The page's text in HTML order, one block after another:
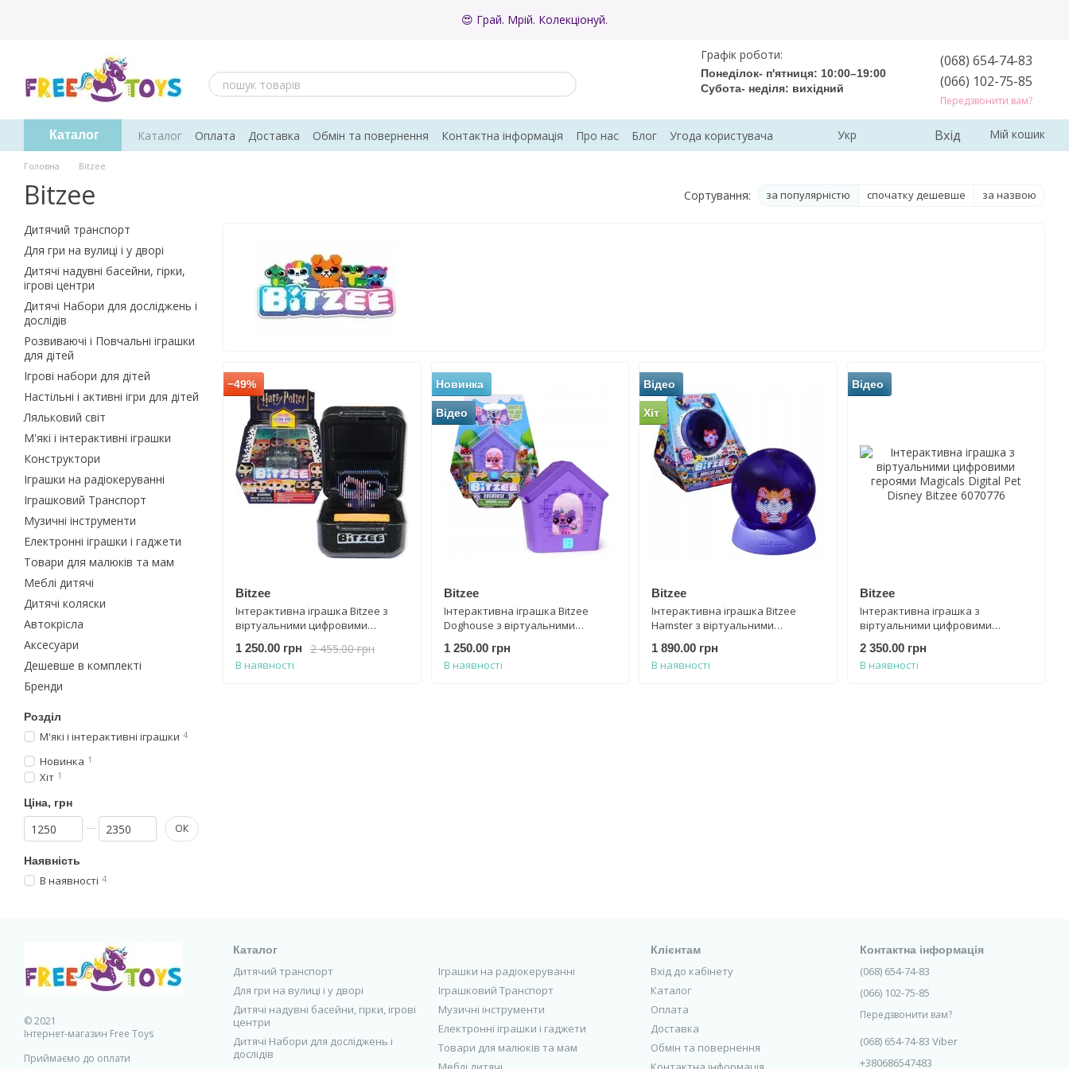
😍 Грай. Мрій. Колекціонуй.
Графік роботи:
Понеділок- п'ятниця: 10:00–19:00
Субота- неділя: вихідний
(068) 654-74-83
(066) 102-75-85
Передзвонити вам?
Каталог Каталог Оплата Доставка Обмін та повернення Контактна інформація Про нас Блог
Угода користувача
Відгуки про магазин
Укр Вхід Мій кошик
Головна Bitzee
Bitzee Сортування: за популярністю спочатку дешевше за назвою
−49%
Bitzee
Інтерактивна іграшка Bitzee з
віртуальними цифровими
Potter Spin Master 6076508
2 455.00 грн
1 250.00 грн
В наявності
Новинка
Відео
Bitzee
Інтерактивна іграшка Bitzee
Doghouse з віртуальними
6072701
1 250.00 грн
В наявності
Відео
Хіт
Bitzee
Інтерактивна іграшка Bitzee
Hamster з віртуальними
6072683
1 890.00 грн
В наявності
Відео
Bitzee
Інтерактивна іграшка з
віртуальними цифровими
Bitzee 6070776
2 350.00 грн
В наявності
Дитячий транспорт
Для гри на вулиці і у дворі
Дитячі надувні басейни, гірки,
ігрові центри
Дитячі Набори для досліджень і
дослідів
Розвиваючі і Повчальні іграшки
для дітей
Ігрові набори для дітей
Настільні і активні ігри для дітей
Ляльковий світ
М'які і інтерактивні іграшки
Конструктори
Іграшки на радіокеруванні
Іграшковий Транспорт
Музичні інструменти
Електронні іграшки і гаджети
Товари для малюків та мам
Меблі дитячі
Дитячі коляски
Автокрісла
Аксесуари
Дешевше в комплекті
Бренди
Розділ
М'які і інтерактивні іграшки 4
Новинка 1
Хіт 1
Ціна, грн
Від Ціна, грн
До Ціна, грн ОК
Наявність
В наявності 4
© 2021
Інтернет-магазин Free Toys
Приймаємо до оплати
Каталог
Дитячий транспорт
Для гри на вулиці і у дворі
Дитячі надувні басейни, гірки, ігрові
центри
Дитячі Набори для досліджень і
дослідів
Іграшки на радіокеруванні
Іграшковий Транспорт
Музичні інструменти
Електронні іграшки і гаджети
Товари для малюків та мам
Клієнтам
Вхід до кабінету
Каталог
Оплата
Доставка
Обмін та повернення
Контактна інформація
(068) 654-74-83
(066) 102-75-85
Передзвонити вам?
(068) 654-74-83 Viber
+380686547483